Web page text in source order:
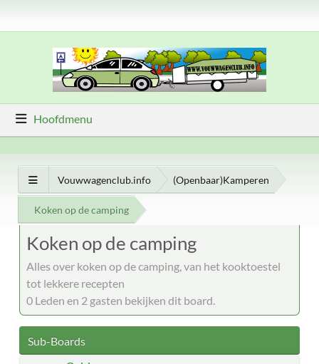
Hoofdmenu
Vouwwagenclub.info (Openbaar)Kamperen
Koken op de camping
Koken op de camping
Alles over koken op de camping, van het kooktoestel
tot lekkere recepten
0 Leden en 2 gasten bekijken dit board.
Sub-Boards